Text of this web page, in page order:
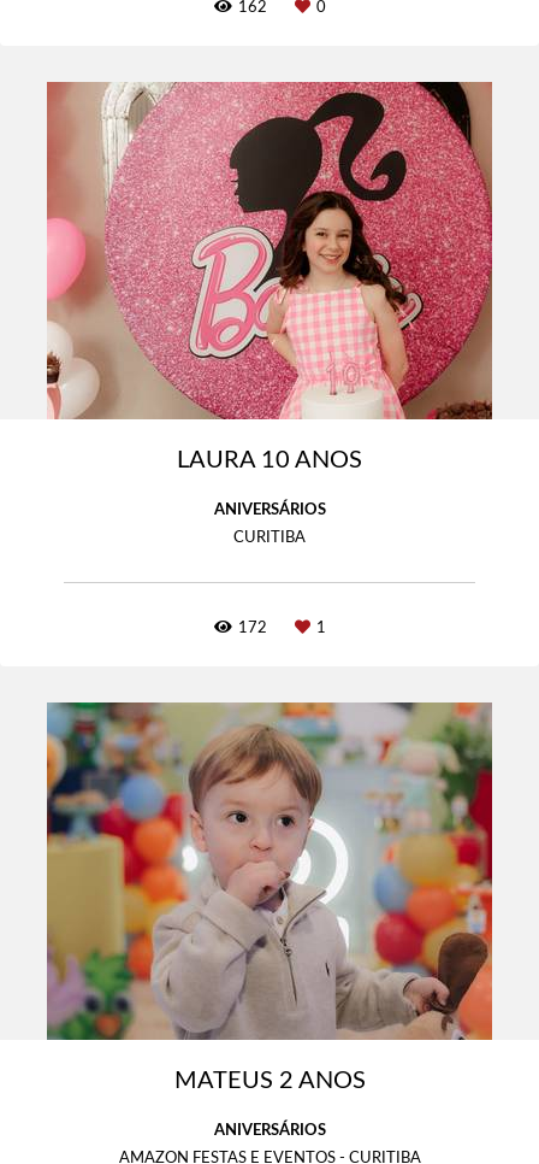
162 0
LAURA 10 ANOS
ANIVERSÁRIOS
CURITIBA
172 1
MATEUS 2 ANOS
ANIVERSÁRIOS
AMAZON FESTAS E EVENTOS - CURITIBA